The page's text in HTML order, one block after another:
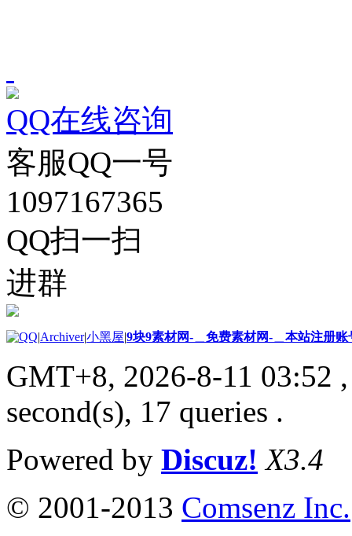
QQ在线咨询
客服QQ一号
1097167365
QQ扫一扫
进群
|Archiver|小黑屋|9块9素材网-＿免费素材网-＿本站注册账
GMT+8, 2026-8-11 03:52
second(s), 17 queries .
Powered by Discuz! X3.4
© 2001-2013 Comsenz Inc.